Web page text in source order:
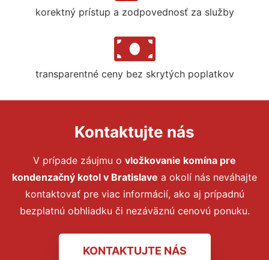
korektný prístup a zodpovednosť za služby
transparentné ceny bez skrytých poplatkov
Kontaktujte nás
V prípade záujmu o vložkovanie komína pre
kondenzačný kotol v Bratislave a okolí nás neváhajte
kontaktovať pre viac informácií, ako aj prípadnú
bezplatnú obhliadku či nezáväznú cenovú ponuku.
KONTAKTUJTE NÁS